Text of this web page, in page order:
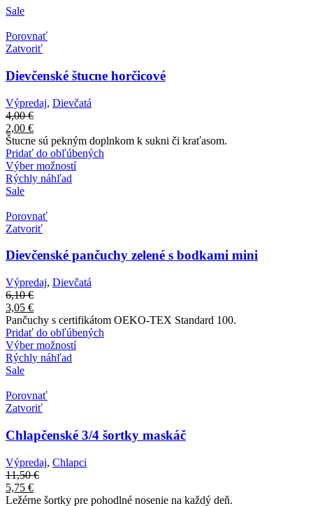
Sale
Porovnať
Zatvoriť
Dievčenské štucne horčicové
Výpredaj, Dievčatá
4,00€
2,00 €
Štucne sú pekným doplnkom k sukni či kraťasom.
Pridať do obľúbených
Výber možností
Rýchly náhľad
Sale
Porovnať
Zatvoriť
Dievčenské pančuchy zelené s bodkami mini
Výpredaj, Dievčatá
6,10€
3,05 €
Pančuchy s certifikátom OEKO-TEX Standard 100.
Pridať do obľúbených
Výber možností
Rýchly náhľad
Sale
Porovnať
Zatvoriť
Chlapčenské 3/4 šortky maskáč
Výpredaj, Chlapci
11,50€
5,75 €
Ležérne šortky pre pohodlné nosenie na každý deň.